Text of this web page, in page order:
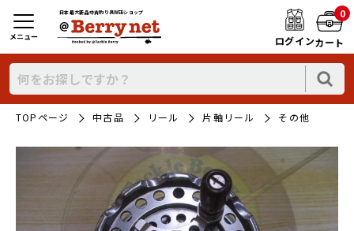
日本最大新品中古釣り具WEBショップ
ログイン
0
カート
メニュー
TOPページ 中古品 リール 片軸リール その他